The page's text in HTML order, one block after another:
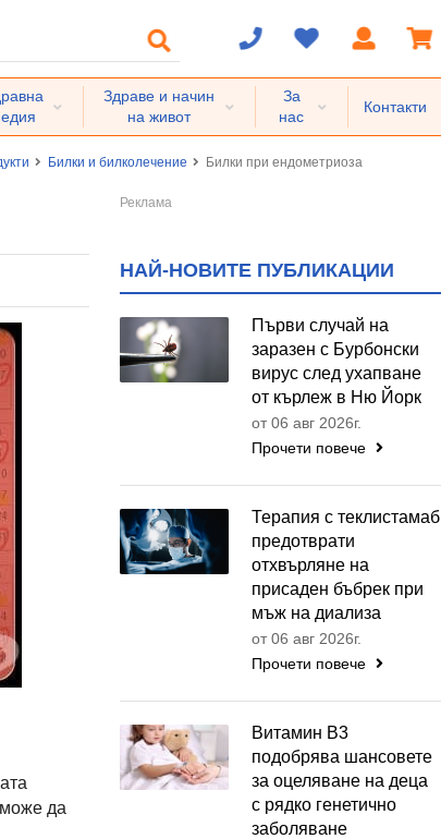
Здраве и начин
на живот
За
нас
Контакти
Билки и билколечение Билки при ендометриоза
да
НАЙ-НОВИТЕ ПУБЛИКАЦИИ
Първи случай на
заразен с Бурбонски
вирус след ухапване
от кърлеж в Ню Йорк
от 06 авг 2026г.
Прочети повече
Терапия с теклистамаб
предотврати
отхвърляне на
присаден бъбрек при
мъж на диализа
от 06 авг 2026г.
Прочети повече
Витамин B3
подобрява шансовете
за оцеляване на деца
с рядко генетично
заболяване